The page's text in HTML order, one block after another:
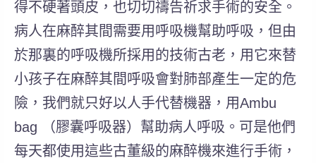
得不硬著頭皮，也切切禱告祈求手術的安全。
病人在麻醉其間需要用呼吸機幫助呼吸，但由
於那裏的呼吸機所採用的技術古老，用它來替
小孩子在麻醉其間呼吸會對肺部產生一定的危
險，我們就只好以人手代替機器，用Ambu
bag （膠囊呼吸器）幫助病人呼吸。可是他們
每天都使用這些古董級的麻醉機來進行手術，